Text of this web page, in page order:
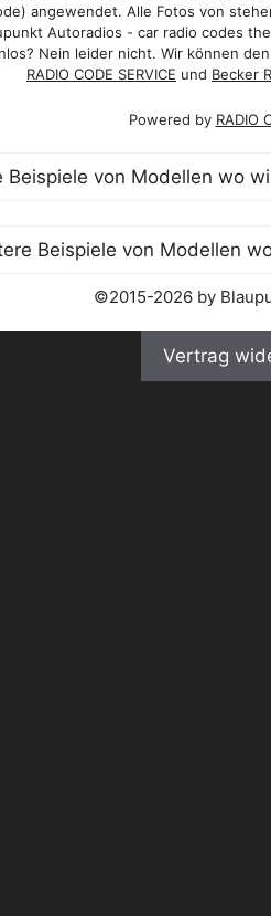
angewendet. Alle Fotos von
Autoradios - car radio codes
Nein leider nicht. Wir können
RADIO CODE SERVICE und Becker
Powered by RADIO
©2015-2026 by
Vertrag